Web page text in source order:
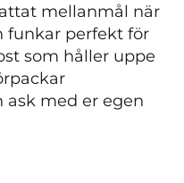
mellanmål när
funkar perfekt för
som håller uppe
ask med er egen